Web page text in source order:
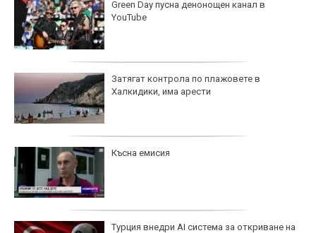
Green Day пусна денонощен канал в
YouTube
Затягат контрола по плажовете в
Халкидики, има арести
Късна емисия
Турция внедри AI система за откриване на